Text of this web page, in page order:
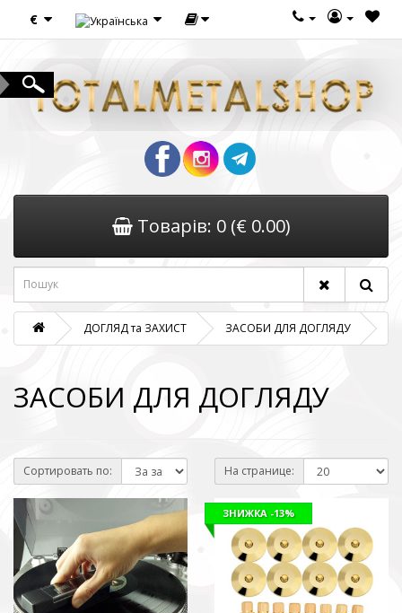
€
Товарів: 0 (€ 0.00)
ДОГЛЯД та ЗАХИСТ ЗАСОБИ ДЛЯ ДОГЛЯДУ
ЗАСОБИ ДЛЯ ДОГЛЯДУ
Сортировать по: На странице:
ЗНИЖКА -13%